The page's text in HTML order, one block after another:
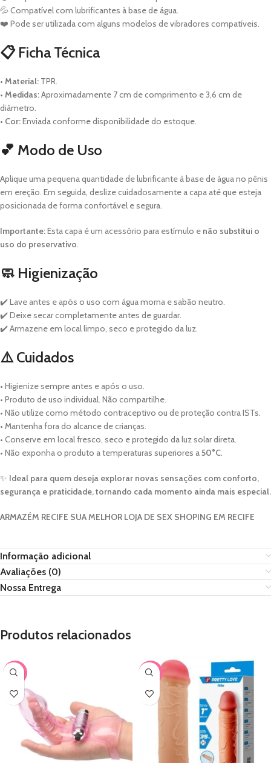
💦 Compatível com lubrificantes à base de água.
❤️ Pode ser utilizada com alguns modelos de vibradores compatíveis.
📋 Ficha Técnica
• Material: TPR.
• Medidas:Aproximadamente 7 cm de comprimento e 3,6 cm de
diâmetro.
• Cor:Enviada conforme disponibilidade do estoque.
💕 Modo de Uso
Aplique uma pequena quantidade de lubrificante à base de água no pênis
em ereção. Em seguida, deslize cuidadosamente a capa até que esteja
posicionada de forma confortável e segura.
Importante:Esta capa é um acessório para estímulo e não substitui o
uso do preservativo
🧼 Higienização
✔️ Lave antes e após o uso com água morna e sabão neutro.
✔️ Deixe secar completamente antes de guardar.
✔️ Armazene em local limpo, seco e protegido da luz.
⚠️ Cuidados
• Higienize sempre antes e após o uso.
• Produto de uso individual. Não compartilhe.
• Não utilize como método contraceptivo ou de proteção contra ISTs.
• Mantenha fora do alcance de crianças.
• Conserve em local fresco, seco e protegido da luz solar direta.
• Não exponha o produto a temperaturas superiores a50°C
✨ Ideal para quem deseja explorar novas sensações com conforto,
segurança e praticidade, tornando cada momento ainda mais especial.
ARMAZÉM RECIFE SUA MELHOR LOJA DE SEX SHOPING EM RECIFE
Informação adicional
Avaliações (0)
Nossa Entrega
Produtos relacionados
-38% -17%